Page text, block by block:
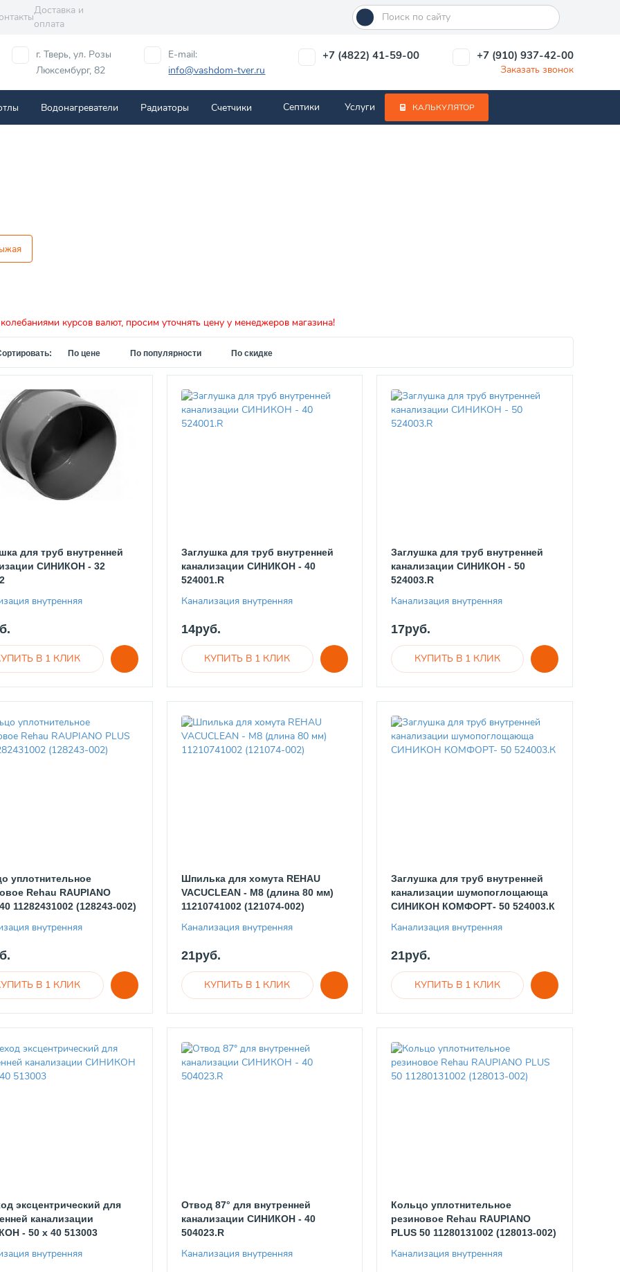
Доставка и
оплата
г. Тверь, ул. Розы
Люксембург, 82
E-mail:
info@vashdom-tver.ru
+7 (4822) 41-59-00 +7 (910) 937-42-00
Заказать звонок
Водонагреватели Радиаторы Cчетчики Септики Услуги КАЛЬКУЛЯТОР
курсов валют, просим уточнять цену у менеджеров магазина!
По цене По популярности По скидке
для труб внутренней
СИНИКОН - 32
внутренняя
Заглушка для труб внутренней
канализации СИНИКОН - 40
524001.R
Канализация внутренняя
14руб.
Заглушка для труб внутренней
канализации СИНИКОН - 50
524003.R
Канализация внутренняя
17руб.
уплотнительное
Rehau RAUPIANO
11282431002 (128243-002)
внутренняя
Шпилька для хомута REHAU
VACUCLEAN - М8 (длина 80 мм)
11210741002 (121074-002)
Канализация внутренняя
21руб.
Заглушка для труб внутренней
канализации шумопоглощающа
СИНИКОН КОМФОРТ- 50 524003.К
Канализация внутренняя
21руб.
эксцентрический для
канализации
- 50 x 40 513003
внутренняя
Отвод 87° для внутренней
канализации СИНИКОН - 40
504023.R
Канализация внутренняя
Кольцо уплотнительное
резиновое Rehau RAUPIANO
PLUS 50 11280131002 (128013-002)
Канализация внутренняя